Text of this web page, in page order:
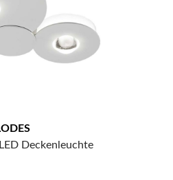
Deckenleuchte